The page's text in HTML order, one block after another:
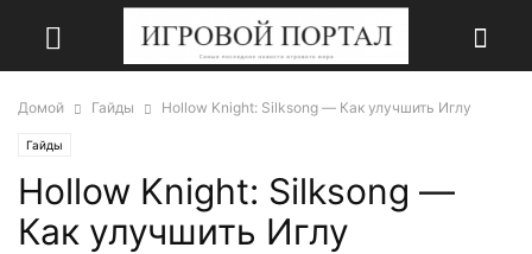
Домой Гайды Hollow Knight: Silksong — Как улучшить Иглу
Гайды
Hollow Knight: Silksong —
Как улучшить Иглу